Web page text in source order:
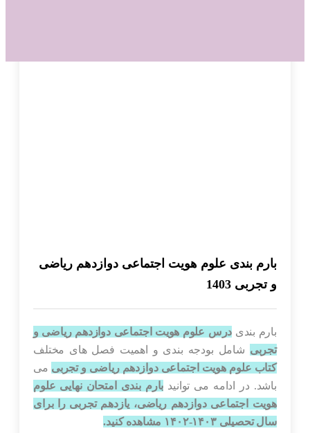
بارم بندی علوم هویت اجتماعی دوازدهم ریاضی
و تجربی 1403
بارم بندیدرس علوم هویت اجتماعی دوازدهم ریاضی و
تجربیشامل بودجه بندی و اهمیت فصل های مختلف
کتاب علوم هویت اجتماعی دوازدهم ریاضی و تجربیمی
باشد. در ادامه می توانیدبارم بندی امتحان نهایی علوم
هویت اجتماعی دوازدهم ریاضی، یازدهم تجربی را برای
سال تحصیلی ۱۴۰۳-۱۴۰۲ مشاهده کنید.